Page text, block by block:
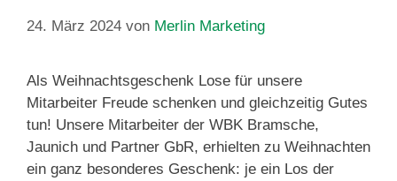
24. März 2024 von Merlin Marketing
Als Weihnachtsgeschenk Lose für unsere
Mitarbeiter Freude schenken und gleichzeitig Gutes
tun! Unsere Mitarbeiter der WBK Bramsche,
Jaunich und Partner GbR, erhielten zu Weihnachten
ein ganz besonderes Geschenk: je ein Los der